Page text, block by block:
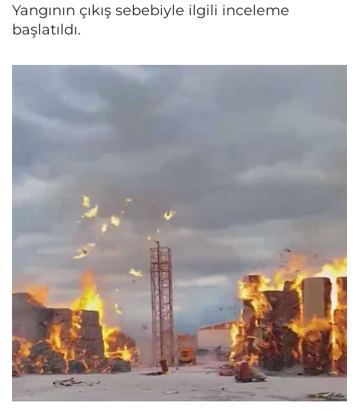
Yangının çıkış sebebiyle ilgili inceleme
başlatıldı.